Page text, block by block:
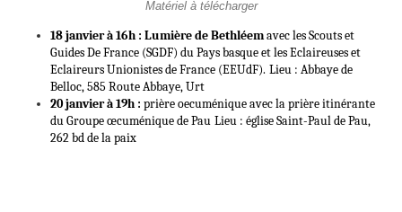
Matériel à télécharger
18 janvier à 16h : Lumière de Bethléemavec les Scouts et
Guides De France (SGDF) du Pays basque et les Eclaireuses et
Eclaireurs Unionistes de France (EEUdF). Lieu : Abbaye de
Belloc, 585 Route Abbaye, Urt
20 janvier à 19h : prière oecuménique avec la prière itinérante
du Groupe œcuménique de Pau Lieu : église Saint-Paul de Pau,
262 bd de la paix